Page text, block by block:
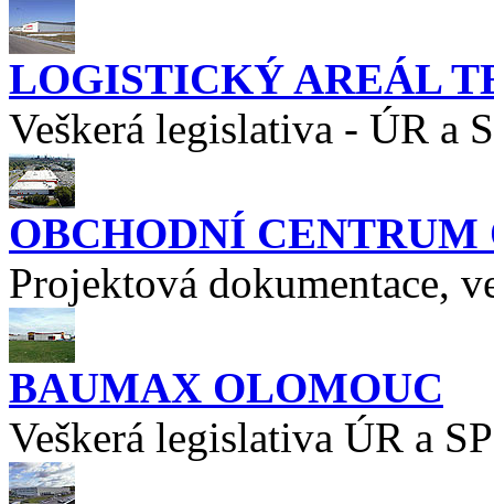
LOGISTICKÝ AREÁL
Veškerá legislativa - ÚR a
OBCHODNÍ CENTRUM
Projektová dokumentace,
BAUMAX OLOMOUC
Veškerá legislativa ÚR a SP